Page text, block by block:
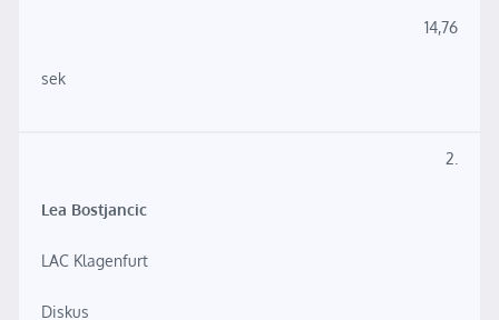
14,76
sek
2.
Lea Bostjancic
LAC Klagenfurt
Diskus